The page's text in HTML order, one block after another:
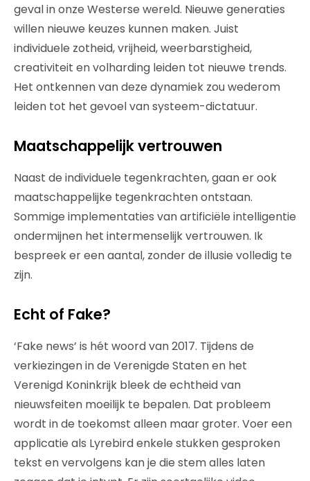
geval in onze Westerse wereld. Nieuwe generaties
willen nieuwe keuzes kunnen maken. Juist
individuele zotheid, vrijheid, weerbarstigheid,
creativiteit en volharding leiden tot nieuwe trends.
Het ontkennen van deze dynamiek zou wederom
leiden tot het gevoel van systeem-dictatuur.
Maatschappelijk vertrouwen
Naast de individuele tegenkrachten, gaan er ook
maatschappelijke tegenkrachten ontstaan.
Sommige implementaties van artificiële intelligentie
ondermijnen het intermenselijk vertrouwen. Ik
bespreek er een aantal, zonder de illusie volledig te
zijn.
Echt of Fake?
‘Fake news’ is hét woord van 2017. Tijdens de
verkiezingen in de Verenigde Staten en het
Verenigd Koninkrijk bleek de echtheid van
nieuwsfeiten moeilijk te bepalen. Dat probleem
wordt in de toekomst alleen maar groter. Voer een
applicatie als Lyrebird enkele stukken gesproken
tekst en vervolgens kan je die stem alles laten